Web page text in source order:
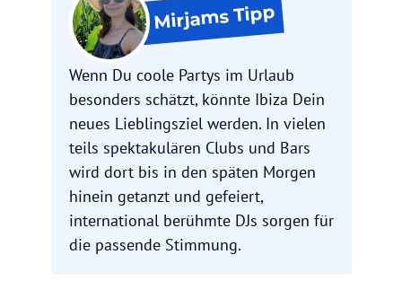
MirjamsTipp
Wenn Du coole Partys im Urlaub
besonders schätzt, könnte Ibiza Dein
neues Lieblingsziel werden. In vielen
teils spektakulären Clubs und Bars
wird dort bis in den späten Morgen
hinein getanzt und gefeiert,
international berühmte DJs sorgen für
die passende Stimmung.